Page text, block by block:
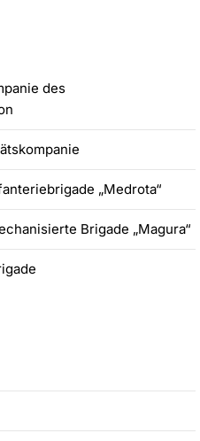
des
„Medrota“
Brigade „Magura“